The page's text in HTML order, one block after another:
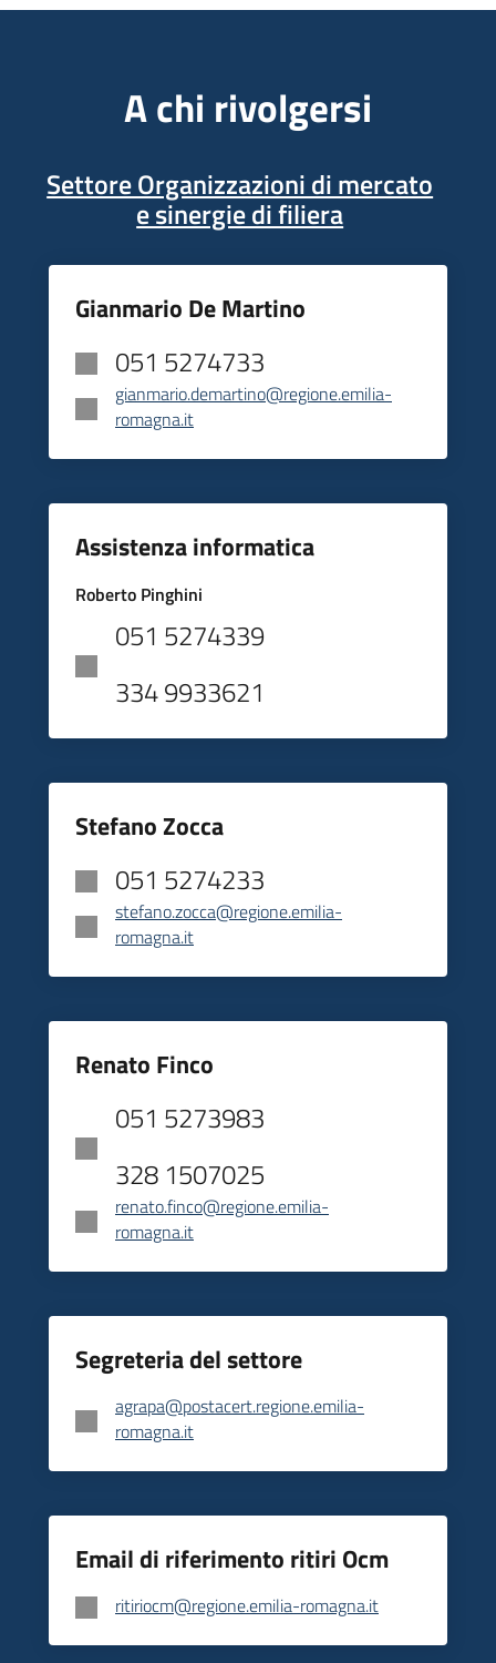
A chi rivolgersi
Settore Organizzazioni di mercato
e sinergie di filiera
Gianmario De Martino
051 5274733
gianmario.demartino@regione.emilia-
romagna.it
Assistenza informatica
Roberto Pinghini
051 5274339
334 9933621
Stefano Zocca
051 5274233
stefano.zocca@regione.emilia-
romagna.it
Renato Finco
051 5273983
328 1507025
renato.finco@regione.emilia-
romagna.it
Segreteria del settore
agrapa@postacert.regione.emilia-
romagna.it
Email di riferimento ritiri Ocm
ritiriocm@regione.emilia-romagna.it